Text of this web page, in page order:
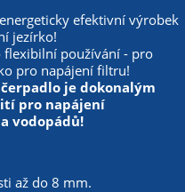
efektivní výrobek
jezírko!
flexibilní používání - pro
pro napájení filtru!
je dokonalým
pro napájení
vodopádů!
až do 8 mm.